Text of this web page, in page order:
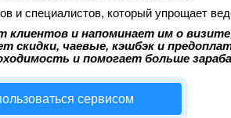
и специалистов, который упрощает
клиентов и напоминает им о
скидки, чаевые, кэшбэк и
и помогает больше
сервисом